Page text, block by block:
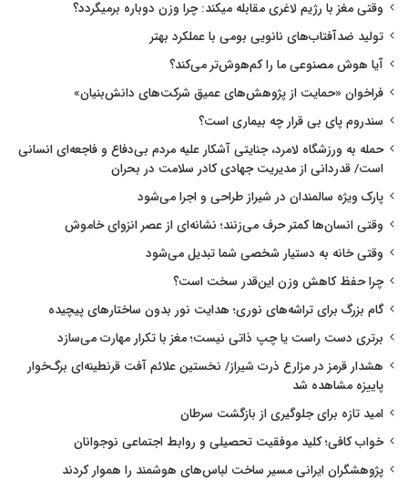
وقتی مغز با رژیم لاغری مقابله میکند: چرا وزن دوباره برمیگردد؟
تولید ضدآفتاب‌های نانویی بومی با عملکرد بهتر
آیا هوش مصنوعی ما را کم‌هوش‌تر می‌کند؟
فراخوان «حمایت از پژوهش‌های عمیق شرکت‌های دانش‌بنیان»
سندروم پای بی قرار چه بیماری است؟
حمله به ورزشگاه لامرد، جنایتی آشکار علیه مردم بی‌دفاع و فاجعه‌ای انسانی
است/ قدردانی از مدیریت جهادی کادر سلامت در بحران
پارک ویژه سالمندان در شیراز طراحی و اجرا می‌شود
وقتی انسان‌ها کمتر حرف می‌زنند؛ نشانه‌ای از عصر انزوای خاموش
وقتی خانه به دستیار شخصی شما تبدیل می‌شود
چرا حفظ کاهش وزن این‌قدر سخت است؟
گام بزرگ برای تراشه‌های نوری؛ هدایت نور بدون ساختارهای پیچیده
برتری دست راست یا چپ ذاتی نیست؛ مغز با تکرار مهارت می‌سازد
هشدار قرمز در مزارع ذرت شیراز/ نخستین علائم آفت قرنطینه‌ای برگ‌خوار
پاییزه مشاهده شد
امید تازه برای جلوگیری از بازگشت سرطان
خواب کافی؛ کلید موفقیت تحصیلی و روابط اجتماعی نوجوانان
پژوهشگران ایرانی مسیر ساخت لباس‌های هوشمند را هموار کردند